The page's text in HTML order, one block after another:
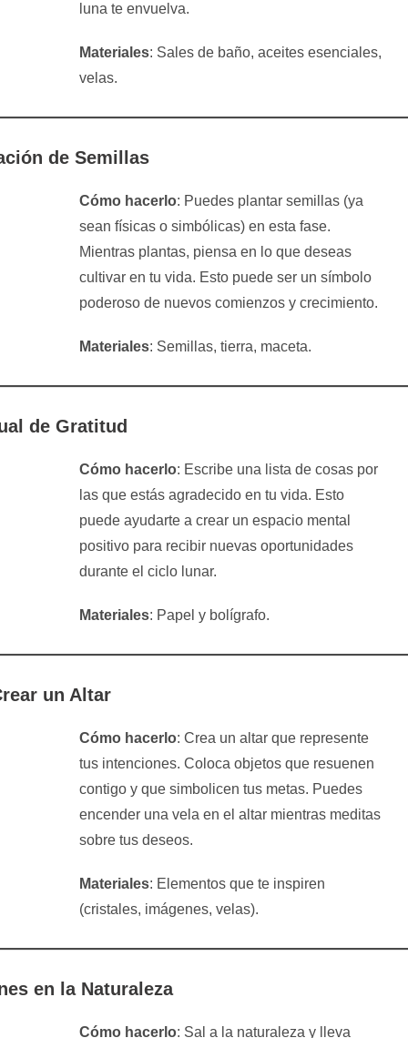
luna te envuelva.
Materiales: Sales de baño, aceites esenciales,
velas.
de Semillas
Cómo hacerlo: Puedes plantar semillas (ya
sean físicas o simbólicas) en esta fase.
Mientras plantas, piensa en lo que deseas
cultivar en tu vida. Esto puede ser un símbolo
poderoso de nuevos comienzos y crecimiento.
Materiales: Semillas, tierra, maceta.
de Gratitud
Cómo hacerlo: Escribe una lista de cosas por
las que estás agradecido en tu vida. Esto
puede ayudarte a crear un espacio mental
positivo para recibir nuevas oportunidades
durante el ciclo lunar.
Materiales: Papel y bolígrafo.
un Altar
Cómo hacerlo: Crea un altar que represente
tus intenciones. Coloca objetos que resuenen
contigo y que simbolicen tus metas. Puedes
encender una vela en el altar mientras meditas
sobre tus deseos.
Materiales: Elementos que te inspiren
(cristales, imágenes, velas).
en la Naturaleza
Cómo hacerlo: Sal a la naturaleza y lleva